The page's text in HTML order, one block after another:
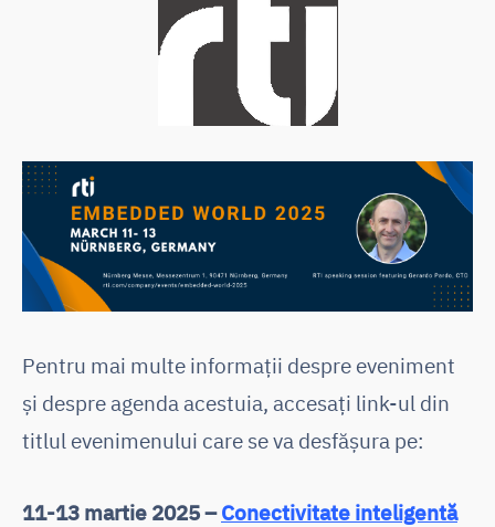
Pentru mai multe informații despre eveniment
și despre agenda acestuia, accesați link-ul din
titlul evenimenului care se va desfășura pe:
11-13 martie 2025 –Conectivitate inteligentă